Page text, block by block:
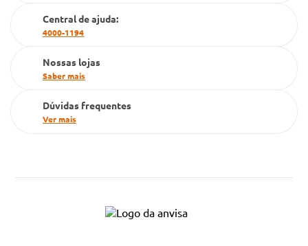
Cartão Grupo Conde
Televendas
Central de ajuda:
4000-1194
Nossas lojas
Saber mais
Dúvidas frequentes
Ver mais